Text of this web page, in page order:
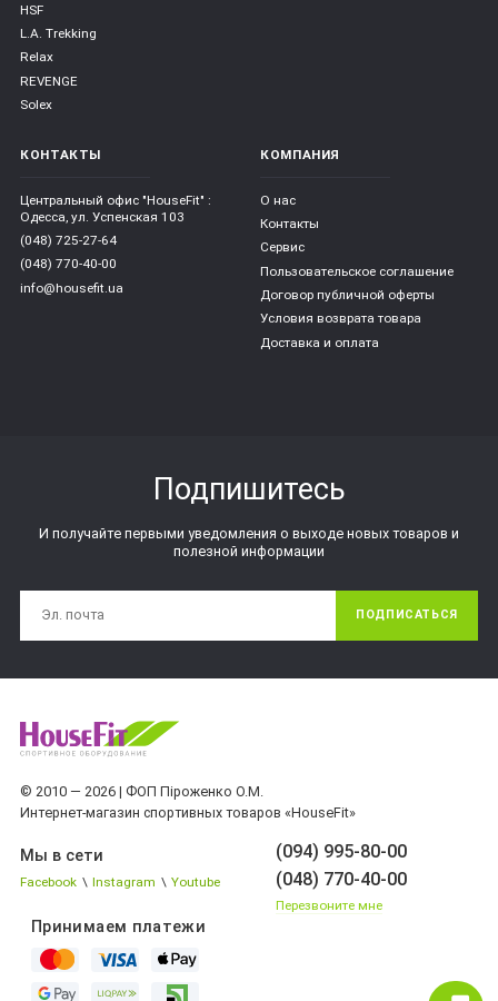
HSF
L.A. Trekking
Relax
REVENGE
Solex
КОНТАКТЫ
Центральный офис "HouseFit" :
Одесса, ул. Успенская 103
(048) 725-27-64
(048) 770-40-00
info@housefit.ua
КОМПАНИЯ
О нас
Контакты
Сервис
Пользовательское соглашение
Договор публичной оферты
Условия возврата товара
Доставка и оплата
Подпишитесь
И получайте первыми уведомления о выходе новых товаров и
полезной информации
ПОДПИСАТЬСЯ
© 2010 — 2026 | ФОП Піроженко О.М.
Интернет-магазин спортивных товаров «HouseFit»
(094) 995-80-00
(048) 770-40-00
Перезвоните мне
Мы в сети
Facebook \ Instagram \ Youtube
Принимаем платежи